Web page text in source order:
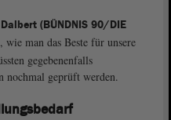
(BÜNDNIS 90/DIE
wie man das Beste für unsere
gegebenenfalls
nochmal geprüft werden.